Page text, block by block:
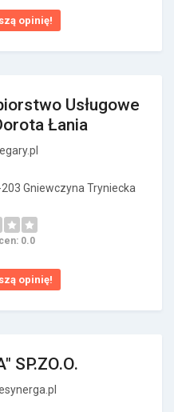
opinię!
Usługowe
Łania
Gniewczyna Tryniecka
0.0
opinię!
SP.ZO.O.